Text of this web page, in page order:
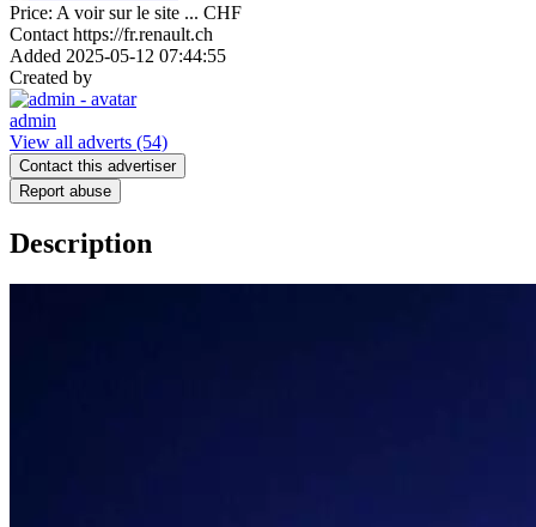
Price: A voir sur le site ... CHF
Contact https://fr.renault.ch
Added 2025-05-12 07:44:55
Created by
admin
View all adverts (54)
Contact this advertiser
Report abuse
Description